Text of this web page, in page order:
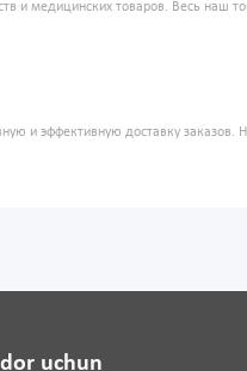
и медицинских товаров. Весь наш
и эффективную доставку
uchun